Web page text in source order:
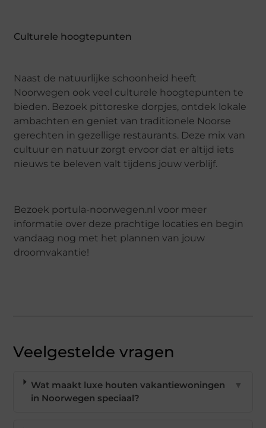
Culturele hoogtepunten
Naast de natuurlijke schoonheid heeft
Noorwegen ook veel culturele hoogtepunten te
bieden. Bezoek pittoreske dorpjes, ontdek lokale
ambachten en geniet van traditionele Noorse
gerechten in gezellige restaurants. Deze mix van
cultuur en natuur zorgt ervoor dat er altijd iets
nieuws te beleven valt tijdens jouw verblijf.
Bezoek portula-noorwegen.nl voor meer
informatie over deze prachtige locaties en begin
vandaag nog met het plannen van jouw
droomvakantie!
Veelgestelde vragen
Wat maakt luxe houten vakantiewoningen
in Noorwegen speciaal?
▼